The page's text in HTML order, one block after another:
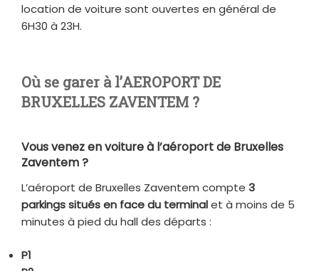
location de voiture sont ouvertes en général de
6H30 à 23H.
Où se garer à l’AEROPORT DE
BRUXELLES ZAVENTEM ?
Vous venez en voiture à l’aéroport de Bruxelles
Zaventem ?
L’aéroport de Bruxelles Zaventem compte 3
parkingssitués en face du terminalet à moins de 5
minutes à pied du hall des départs :
P1